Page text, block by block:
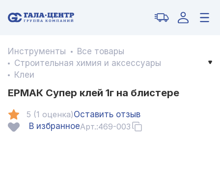
Инструменты
Все товары
Строительная химия и аксессуары
Клеи
ЕРМАК Супер клей 1г на блистере
5 (1 оценка)Оставить отзыв
В избранноеАрт.:469-003